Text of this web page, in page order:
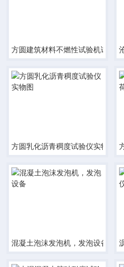
方圆建筑材料不燃性试验机试验炉
方圆乳化沥青稠度试验仪实物图
混凝土泡沫发泡机，发泡设备